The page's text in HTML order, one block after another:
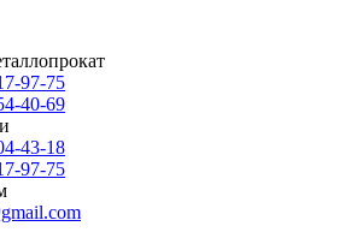
97-75
40-69
43-18
97-75